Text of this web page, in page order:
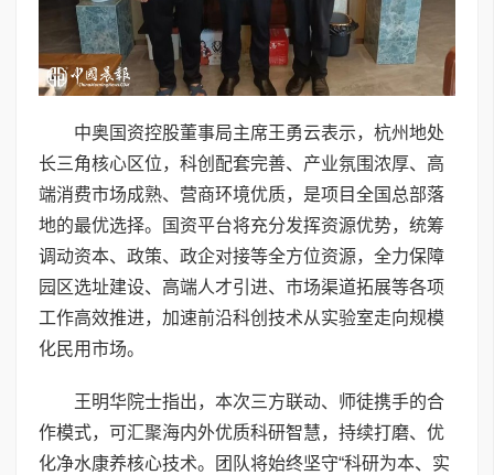
中奥国资控股董事局主席王勇云表示，杭州地处
长三角核心区位，科创配套完善、产业氛围浓厚、高
端消费市场成熟、营商环境优质，是项目全国总部落
地的最优选择。国资平台将充分发挥资源优势，统筹
调动资本、政策、政企对接等全方位资源，全力保障
园区选址建设、高端人才引进、市场渠道拓展等各项
工作高效推进，加速前沿科创技术从实验室走向规模
化民用市场。
王明华院士指出，本次三方联动、师徒携手的合
作模式，可汇聚海内外优质科研智慧，持续打磨、优
化净水康养核心技术。团队将始终坚守“科研为本、实